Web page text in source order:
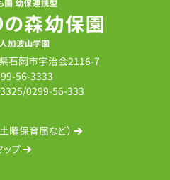
石岡市宇治会2116-7
56-3333
0299-56-333
曜保育届など）
ップ